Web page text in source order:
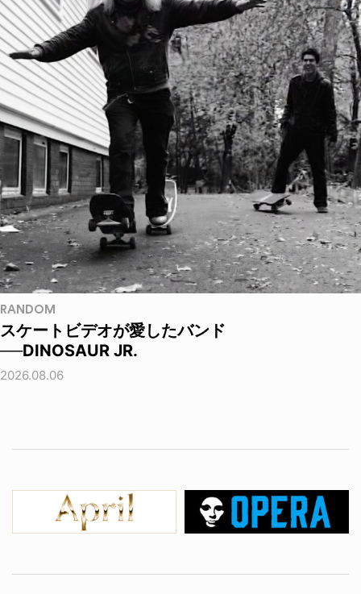
RANDOM
スケートビデオが愛したバンド
──DINOSAUR JR.
2026.08.06